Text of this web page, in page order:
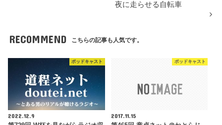
夜に走らせる自転車
RECOMMEND こちらの記事も人気です。
ポッドキャスト
2022.12.9
ポッドキャスト
2017.11.15